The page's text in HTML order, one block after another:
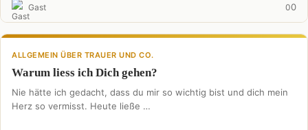
Gast 00
ALLGEMEIN ÜBER TRAUER UND CO.
Warum liess ich Dich gehen?
Nie hätte ich gedacht, dass du mir so wichtig bist und dich mein
Herz so vermisst. Heute ließe …